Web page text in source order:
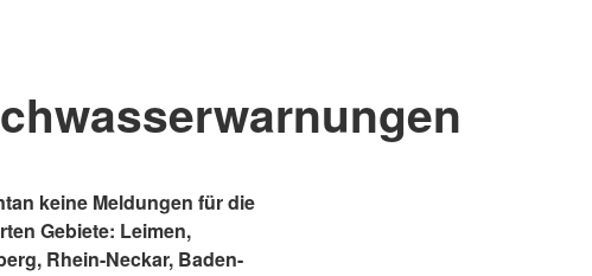
keine Meldungen für die
Gebiete: Leimen,
Rhein-Neckar, Baden-